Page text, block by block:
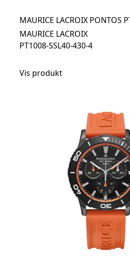
MAURICE LACROIX PONTOS
MAURICE LACROIX
PT1008-SSL40-430-4
Vis produkt